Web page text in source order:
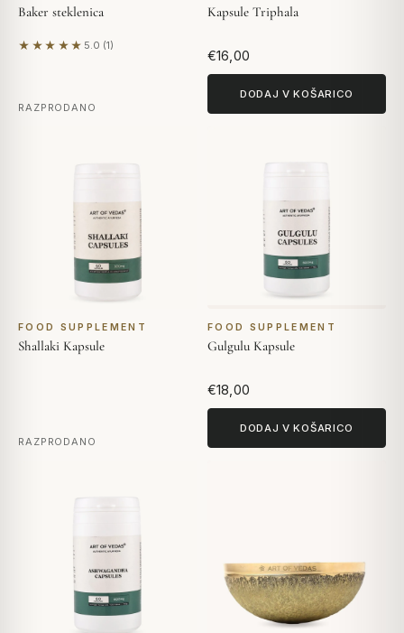
Baker steklenica
★★★★★ 5.0 (1)
Na podlagi 1 mnenja
RAZPRODANO
Kapsule Triphala
€16,00
DODAJ V KOŠARICO
FOOD SUPPLEMENT
Shallaki Kapsule
RAZPRODANO
FOOD SUPPLEMENT
Gulgulu Kapsule
€18,00
DODAJ V KOŠARICO